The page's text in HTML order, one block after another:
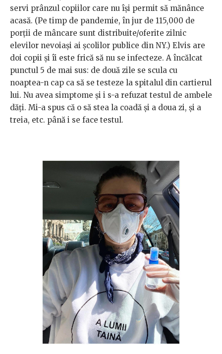
servi prânzul copiilor care nu își permit să mănânce
acasă. (Pe timp de pandemie, în jur de 115,000 de
porții de mâncare sunt distribuite/oferite zilnic
elevilor nevoiași ai școlilor publice din NY.) Elvis are
doi copii și îi este frică să nu se infecteze. A încălcat
punctul 5 de mai sus: de două zile se scula cu
noaptea-n cap ca să se testeze la spitalul din cartierul
lui. Nu avea simptome și i s-a refuzat testul de ambele
dăți. Mi-a spus că o să stea la coadă și a doua zi, și a
treia, etc. până i se face testul.